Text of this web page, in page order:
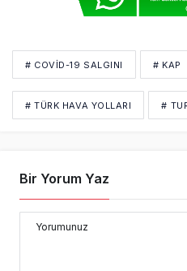
# COVID-19 SALGINI # KAP
# TÜRK HAVA YOLLARI #
Bir Yorum Yaz
Yorumunuz